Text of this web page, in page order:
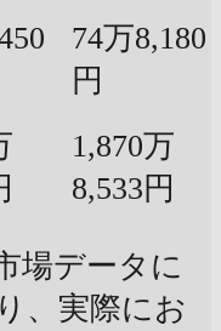
74万8,180
円
1,870万
8,533円
場データに
、実際にお